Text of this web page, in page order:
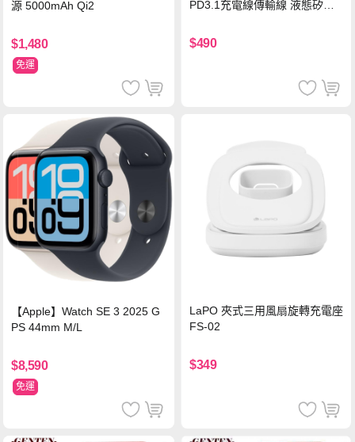
源 5000mAh Qi2
$1,480
免運
PD3.1充電線傳輸線 液態矽膠
機/平板/筆電
$490
【Apple】Watch SE 3 2025 G
PS 44mm M/L
$8,590
免運
LaPO 夾式三用風扇旋轉充電座
FS-02
$349